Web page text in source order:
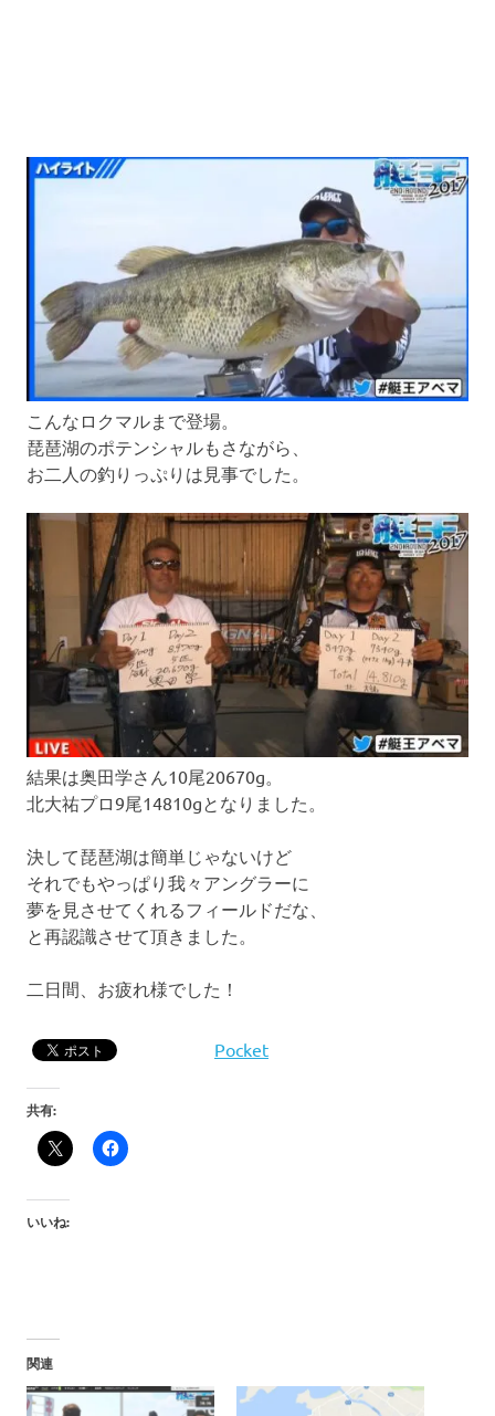
こんなロクマルまで登場。
琵琶湖のポテンシャルもさながら、
お二人の釣りっぷりは見事でした。
結果は奥田学さん10尾20670g。
北大祐プロ9尾14810gとなりました。
決して琵琶湖は簡単じゃないけど
それでもやっぱり我々アングラーに
夢を見させてくれるフィールドだな、
と再認識させて頂きました。
二日間、お疲れ様でした！
Pocket
共有:
いいね:
関連